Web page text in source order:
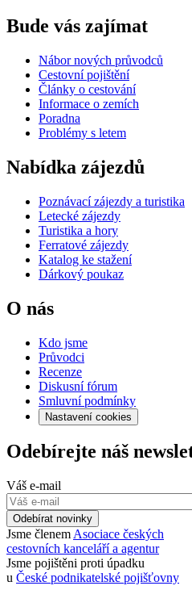
Bude vás zajímat
Nábor nových průvodců
Cestovní pojištění
Články o cestování
Informace o zemích
Poradna
Problémy s letem
Nabídka zájezdů
Poznávací zájezdy a turistika
Letecké zájezdy
Turistika a hory
Ferratové zájezdy
Katalog ke stažení
Dárkový poukaz
O nás
Kdo jsme
Průvodci
Recenze
Diskusní fórum
Smluvní podmínky
Nastavení cookies
Odebírejte náš
Váš e-mail
Odebírat novinky
Jsme členem Asociace českých
cestovních kanceláří a agentur
Jsme pojištěni proti úpadku
u České podnikatelské pojišťovny